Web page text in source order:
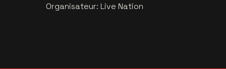
Organisateur: Live Nation